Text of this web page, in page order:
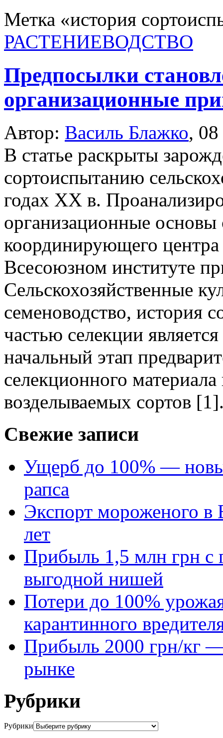
Метка «история
РАСТЕНИЕВОДСТВО
Предпосылки
организационные
Автор: Василь Блажко,
В статье раскрыты
сортоиспытанию
годах XX в.
организационные основы
координирующего
Всесоюзном институте
Сельскохозяйственные
семеноводство, история
частью селекции
начальный этап
селекционного
возделываемых сортов
Свежие записи
Ущерб до 100% —
рапса
Экспорт мороженого в
лет
Прибыль 1,5 млн грн с
выгодной нишей
Потери до 100%
карантинного
Прибыль 2000 грн/кг —
рынке
Рубрики
Рубрики